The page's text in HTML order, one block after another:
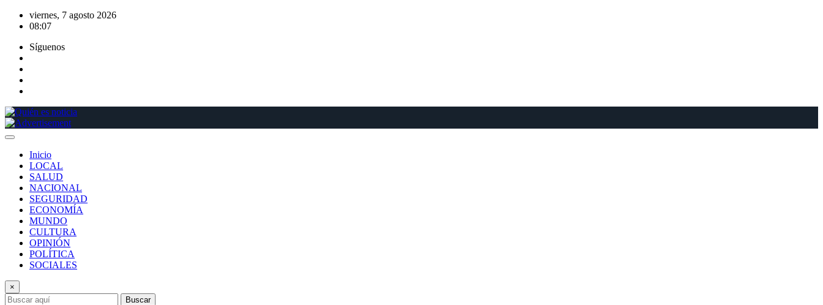
Saltar
viernes, 7 agosto 2026
08:07
Síguenos
Inicio
LOCAL
SALUD
NACIONAL
SEGURIDAD
ECONOMÍA
MUNDO
CULTURA
OPINIÓN
POLÍTICA
SOCIALES
×
Buscar